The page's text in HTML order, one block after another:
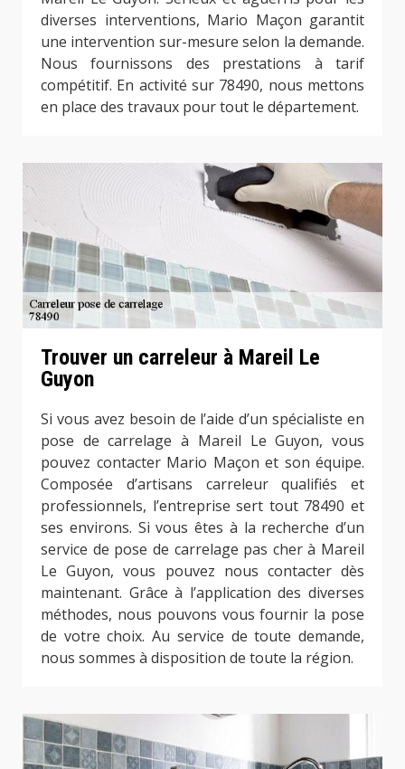
diverses interventions, Mario Maçon garantit
une intervention sur-mesure selon la demande.
Nous fournissons des prestations à tarif
compétitif. En activité sur 78490, nous mettons
en place des travaux pour tout le département.
Trouver un carreleur à Mareil Le
Guyon
Si vous avez besoin de l’aide d’un spécialiste en
pose de carrelage à Mareil Le Guyon, vous
pouvez contacter Mario Maçon et son équipe.
Composée d’artisans carreleur qualifiés et
professionnels, l’entreprise sert tout 78490 et
ses environs. Si vous êtes à la recherche d’un
service de pose de carrelage pas cher à Mareil
Le Guyon, vous pouvez nous contacter dès
maintenant. Grâce à l’application des diverses
méthodes, nous pouvons vous fournir la pose
de votre choix. Au service de toute demande,
nous sommes à disposition de toute la région.